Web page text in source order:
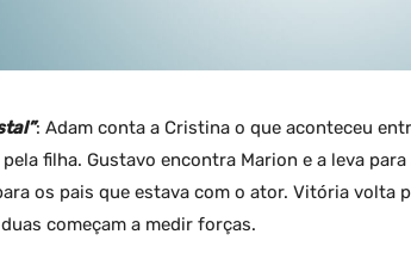
: Adam conta a Cristina o que aconteceu
filha. Gustavo encontra Marion e a leva
os pais que estava com o ator. Vitória volta
começam a medir forças.